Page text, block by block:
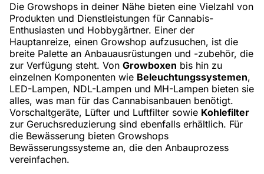
Die Growshops in deiner Nähe bieten eine Vielzahl von
Produkten und Dienstleistungen für Cannabis-
Enthusiasten und Hobbygärtner. Einer der
Hauptanreize, einen Growshop aufzusuchen, ist die
breite Palette an Anbauausrüstungen und -zubehör, die
zur Verfügung steht. Von Growboxen bis hin zu
einzelnen Komponenten wie Beleuchtungssystemen,
LED-Lampen, NDL-Lampen und MH-Lampen bieten sie
alles, was man für das Cannabisanbauen benötigt.
Vorschaltgeräte, Lüfter und Luftfilter sowie Kohlefilter
zur Geruchsreduzierung sind ebenfalls erhältlich. Für
die Bewässerung bieten Growshops
Bewässerungssysteme an, die den Anbauprozess
vereinfachen.